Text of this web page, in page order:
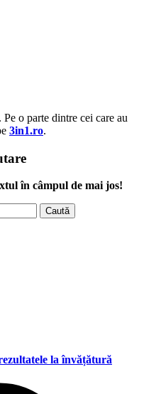
o parte dintre cei care au
3in1.ro.
în câmpul de mai jos!
la învățătură